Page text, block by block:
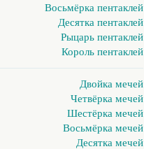
Восьмёрка пентаклей
Десятка пентаклей
Рыцарь пентаклей
Король пентаклей
Двойка мечей
Четвёрка мечей
Шестёрка мечей
Восьмёрка мечей
Десятка мечей